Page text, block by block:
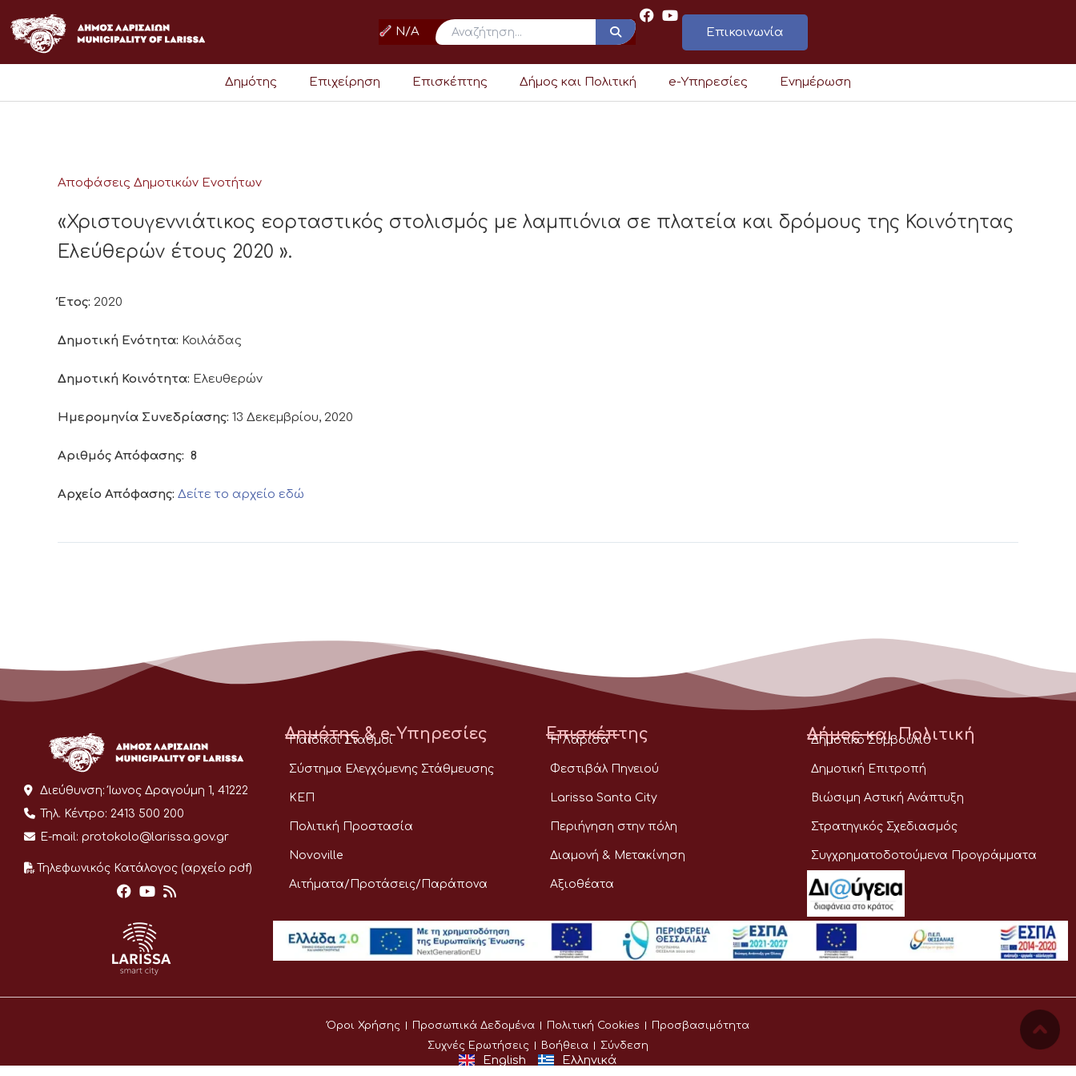
στο
περιεχόμενο
N/A Επικοινωνία
Δημότης Επιχείρηση Επισκέπτης Δήμος και Πολιτική e-Υπηρεσίες Ενημέρωση
Αποφάσεις Δημοτικών Ενοτήτων
«Χριστουγεννιάτικος εορταστικός στολισμός με λαμπιόνια σε πλατεία και δρόμους της Κοινότητας
Ελεύθερών έτους 2020 ».
Έτος: 2020
Δημοτική Ενότητα: Κοιλάδας
Δημοτική Κοινότητα: Ελευθερών
Ημερομηνία Συνεδρίασης: 13 Δεκεμβρίου, 2020
Αριθμός Απόφασης: 8
Αρχείο Απόφασης: Δείτε το αρχείο εδώ
Διεύθυνση: Ίωνος Δραγούμη 1, 41222
Τηλ. Κέντρο: 2413 500 200
E-mail: protokolo@larissa.gov.gr
Τηλεφωνικός Κατάλογος (αρχείο pdf)
Δημότης & e-Υπηρεσίες
Παιδικοί Σταθμοί
Σύστημα Ελεγχόμενης Στάθμευσης
ΚΕΠ
Πολιτική Προστασία
Novoville
Αιτήματα/Προτάσεις/Παράπονα
Επισκέπτης
Η Λάρισα
Φεστιβάλ Πηνειού
Larissa Santa City
Περιήγηση στην πόλη
Διαμονή & Μετακίνηση
Αξιοθέατα
Δήμος και Πολιτική
Δημοτικό Συμβούλιο
Δημοτική Επιτροπή
Βιώσιμη Αστική Ανάπτυξη
Στρατηγικός Σχεδιασμός
Συγχρηματοδοτούμενα Προγράμματα
Όροι Χρήσης Προσωπικά Δεδομένα Πολιτική Cookies
Προσβασιμότητα
Συχνές Ερωτήσεις
Βοήθεια Σύνδεση
English Ελληνικά